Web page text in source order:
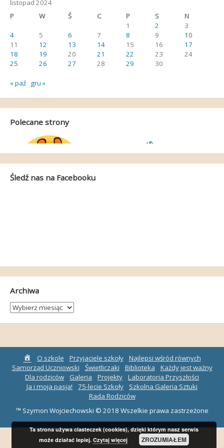
listopad 2024
P
W Ś C P S
N
1
2
3
4
5 6 7 8 9
10
11
12 13 14 15 16
17
18
19 20 21 22 23
24
25
26 27 28 29 30
« paź gru »
Polecane strony
Śledź nas na Facebooku
Archiwa
Archiwa
Strona
główna
O szkole Przyjaciele szkoły
Najlepsi wśród równych
Samorząd Uczniowski
Świetliczaki Biblioteka
Każdy jest ważny
Dla rodziców
Galeria Projekty
Laboratoria Przyszłości
Ja i moja pasja!
75-lecie Szkoły
Szkolna Galeria Sztuki
Rada Rodziców
™ Szymon Wojciechowski © 2018 Wszelkie prawa zastrzeżone
Ta strona używa ciasteczek (cookies), dzięki którym nasz serwis
może działać lepiej.Czytaj więcej ZROZUMIAŁEM